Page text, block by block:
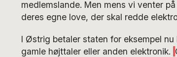
medlemslande. Men mens vi venter
deres egne love, der skal redde
I Østrig betaler staten for eksempel
gamle højttaler eller anden elektronik.